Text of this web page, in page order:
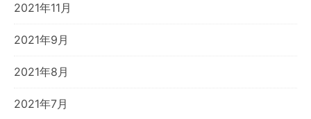
2021年11月
2021年9月
2021年8月
2021年7月